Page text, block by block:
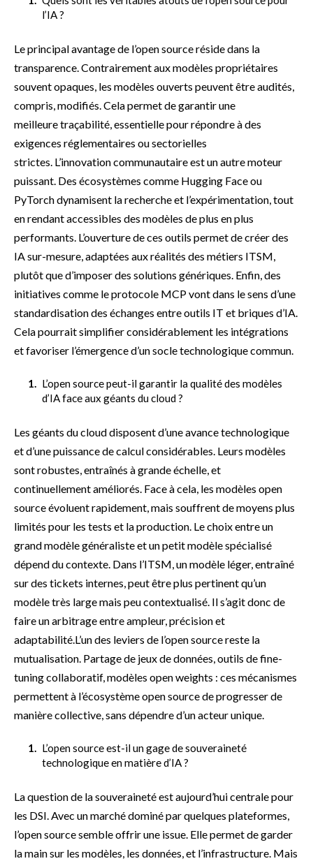
l’IA ?
Le principal avantage de l’open source réside dans la
transparence. Contrairement aux modèles propriétaires
souvent opaques, les modèles ouverts peuvent être audités,
compris, modifiés. Cela permet de garantir une
meilleure traçabilité, essentielle pour répondre à des
exigences réglementaires ou sectorielles
strictes. L’innovation communautaire est un autre moteur
puissant. Des écosystèmes comme Hugging Face ou
PyTorch dynamisent la recherche et l’expérimentation, tout
en rendant accessibles des modèles de plus en plus
performants. L’ouverture de ces outils permet de créer des
IA sur-mesure, adaptées aux réalités des métiers ITSM,
plutôt que d’imposer des solutions génériques. Enfin, des
initiatives comme le protocole MCP vont dans le sens d’une
standardisation des échanges entre outils IT et briques d’IA.
Cela pourrait simplifier considérablement les intégrations
et favoriser l’émergence d’un socle technologique commun.
L’open source peut-il garantir la qualité des modèles
d’IA face aux géants du cloud ?
Les géants du cloud disposent d’une avance technologique
et d’une puissance de calcul considérables. Leurs modèles
sont robustes, entraînés à grande échelle, et
continuellement améliorés. Face à cela, les modèles open
source évoluent rapidement, mais souffrent de moyens plus
limités pour les tests et la production. Le choix entre un
grand modèle généraliste et un petit modèle spécialisé
dépend du contexte. Dans l’ITSM, un modèle léger, entraîné
sur des tickets internes, peut être plus pertinent qu’un
modèle très large mais peu contextualisé. Il s’agit donc de
faire un arbitrage entre ampleur, précision et
adaptabilité.L’un des leviers de l’open source reste la
mutualisation. Partage de jeux de données, outils de fine-
tuning collaboratif, modèles open weights : ces mécanismes
permettent à l’écosystème open source de progresser de
manière collective, sans dépendre d’un acteur unique.
L’open source est-il un gage de souveraineté
technologique en matière d’IA ?
La question de la souveraineté est aujourd’hui centrale pour
les DSI. Avec un marché dominé par quelques plateformes,
l’open source semble offrir une issue. Elle permet de garder
la main sur les modèles, les données, et l’infrastructure. Mais